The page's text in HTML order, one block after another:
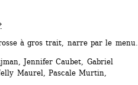
à gros trait, narre par le menu.
Jennifer Caubet, Gabriel
Maurel, Pascale Murtin,